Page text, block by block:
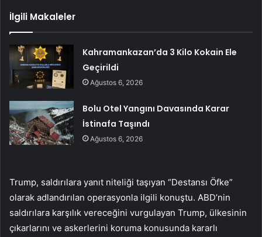
İlgili Makaleler
Kahramankazan’da 3 Kilo Kokain Ele
Geçirildi
Ağustos 6, 2026
Bolu Otel Yangını Davasında Karar
İstinafa Taşındı
Ağustos 6, 2026
Trump, saldırılara yanıt niteliği taşıyan “Destansı Öfke”
olarak adlandırılan operasyonla ilgili konuştu. ABD’nin
saldırılara karşılık vereceğini vurgulayan Trump, ülkesinin
çıkarlarını ve askerlerini koruma konusunda kararlı